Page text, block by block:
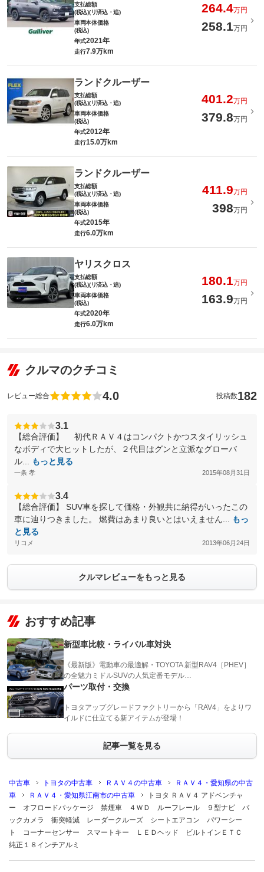
支払総額
(税込)(リ済込・追)
264.4万円
車両本体価格
(税込)
258.1万円
年式2021年
走行7.9万km
ランドクルーザー
支払総額
(税込)(リ済込・追)
401.2万円
車両本体価格
(税込)
379.8万円
年式2012年
走行15.0万km
ランドクルーザー
支払総額
(税込)(リ済込・追)
411.9万円
車両本体価格
(税込)
398万円
年式2015年
走行6.0万km
ヤリスクロス
支払総額
(税込)(リ済込・追)
180.1万円
車両本体価格
(税込)
163.9万円
年式2020年
走行6.0万km
クルマのクチコミ
レビュー総合 4.0 投稿数182
3.1
【総合評価】 初代ＲＡＶ４はコンパクトかつスタイリッシュ
なボディで大ヒットしたが、２代目はグンと立派なグローバ
ル...
もっと見る
一条 孝 2015年08月31日
3.4
【総合評価】 SUV車を探して価格・外観共に納得がいったこの
車に辿りつきました。 燃費はあまり良いとはいえません...
もっ
と見る
リコメ 2013年06月24日
クルマレビューをもっと見る
おすすめ記事
新型車比較・ライバル車対決
《最新版》電動車の最適解・TOYOTA 新型RAV4［PHEV］
の全魅力ミドルSUVの人気定番モデル…
パーツ取付・交換
トヨタアップグレードファクトリーから「RAV4」をよりワ
イルドに仕立てる新アイテムが登場！
記事一覧を見る
中古車 トヨタの中古車 ＲＡＶ４の中古車
ＲＡＶ４・愛知県の中古
車
ＲＡＶ４・愛知県江南市の中古車
トヨタ ＲＡＶ４ アドベンチャ
ー オフロードパッケージ 禁煙車 ４ＷＤ ルーフレール ９型ナビ バ
ックカメラ 衝突軽減 レーダークルーズ シートエアコン パワーシー
ト コーナーセンサー スマートキー ＬＥＤヘッド ビルトインＥＴＣ
純正１８インチアルミ